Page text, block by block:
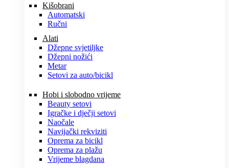
Kišobrani
Automatski
Ručni
Alati
Džepne svjetiljke
Džepni nožići
Metar
Setovi za auto/bicikl
Hobi i slobodno vrijeme
Beauty setovi
Igračke i dječji setovi
Naočale
Navijački rekviziti
Oprema za bicikl
Oprema za plažu
Vrijeme blagdana